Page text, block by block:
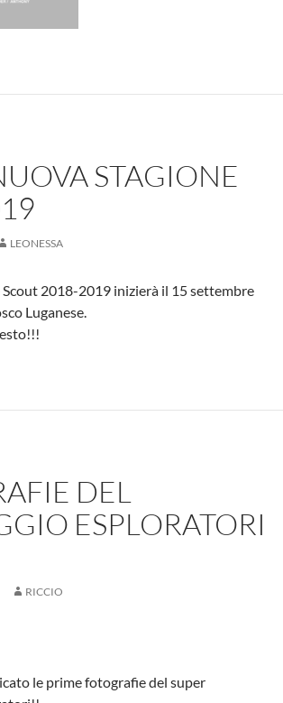
STAGIONE
LEONESSA
Scout 2018-2019 inizierà il 15 settembre
Luganese.
DEL
ESPLORATORI
RICCIO
le prime fotografie del super